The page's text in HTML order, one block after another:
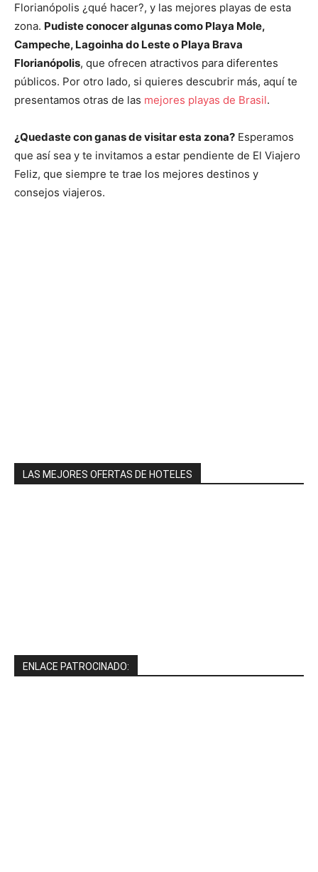
Florianópolis ¿qué hacer?, y las mejores playas de esta
zona. Pudiste conocer algunas como Playa Mole,
Campeche, Lagoinha do Leste o Playa Brava
Florianópolis, que ofrecen atractivos para diferentes
públicos. Por otro lado, si quieres descubrir más, aquí te
presentamos otras de las mejores playas de Brasil.
¿Quedaste con ganas de visitar esta zona? Esperamos
que así sea y te invitamos a estar pendiente de El Viajero
Feliz, que siempre te trae los mejores destinos y
consejos viajeros.
LAS MEJORES OFERTAS DE HOTELES
ENLACE PATROCINADO: